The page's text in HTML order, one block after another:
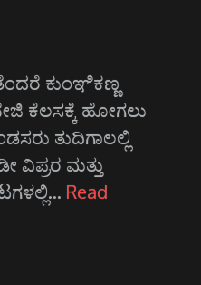
ಕುಂಞಿಕಣ್ಣ
ಕೆಲಸಕ್ಕೆ ಹೋಗಲು
ತುದಿಗಾಲಲ್ಲಿ
ವಿಪ್ರರ ಮತ್ತು
Read